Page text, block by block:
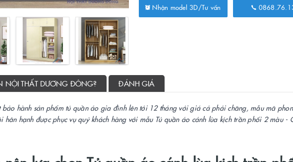
Nhận model 3D/Tư vấn
NỘI THẤT DƯƠNG ĐÔNG? ĐÁNH GIÁ
hành sản phẩm tủ quần áo gia đình lên tới 12 tháng với giá cả phải chăng, mẫu mã
hân hạnh được phục vụ quý khách hàng với mẫu Tủ quần áo cánh lùa kịch trần phối 2 màu -